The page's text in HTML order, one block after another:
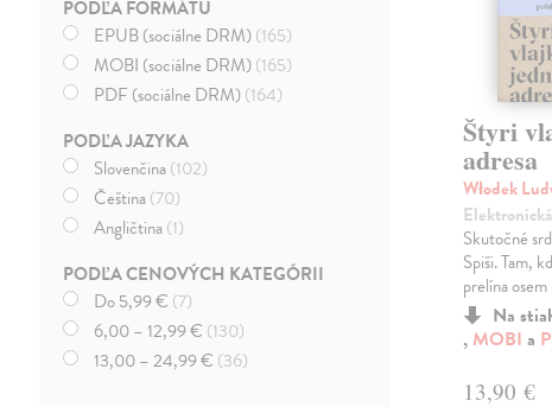
PODĽA FORMÁTU
EPUB (sociálne DRM)(165)
MOBI (sociálne DRM)(165)
PDF (sociálne DRM)(164)
PODĽA JAZYKA
Slovenčina(102)
Čeština(70)
Angličtina(1)
PODĽA CENOVÝCH KATEGÓRII
Do 5,99 € (7)
6,00 – 12,99 € (130)
13,00 – 24,99 € (36)
Štyri
adresa
Włodek
Skutočné
Spiši. Tam,
prelína
Na
, MOBI a
13,90 €